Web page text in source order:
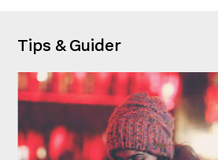
Tips & Guider